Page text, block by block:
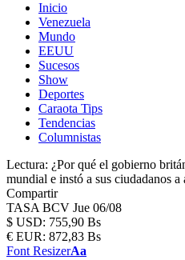
Inicio
Venezuela
Mundo
EEUU
Sucesos
Show
Deportes
Caraota Tips
Tendencias
Columnistas
Lectura: ¿Por qué el gobierno
mundial e instó a sus ciudadanos
Compartir
TASA BCV Jue 06/08
$ USD: 755,90 Bs
€ EUR: 872,83 Bs
Font ResizerAa